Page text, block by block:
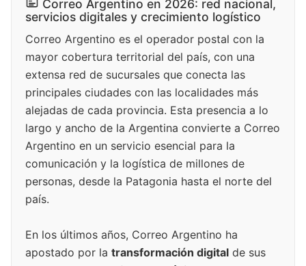
Correo Argentino en 2026: red nacional,
servicios digitales y crecimiento logístico
Correo Argentino es el operador postal con la
mayor cobertura territorial del país, con una
extensa red de sucursales que conecta las
principales ciudades con las localidades más
alejadas de cada provincia. Esta presencia a lo
largo y ancho de la Argentina convierte a Correo
Argentino en un servicio esencial para la
comunicación y la logística de millones de
personas, desde la Patagonia hasta el norte del
país.
En los últimos años, Correo Argentino ha
apostado por la transformación digital de sus